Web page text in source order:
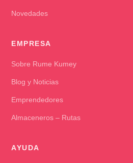
Novedades
EMPRESA
Sobre Rume Kumey
Blog y Noticias
Emprendedores
Almaceneros – Rutas
AYUDA